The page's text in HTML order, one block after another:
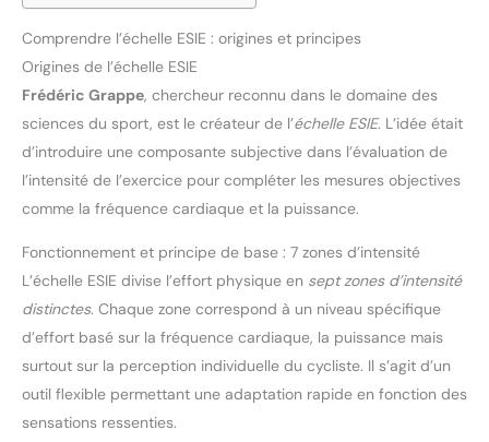
Comprendre l’échelle ESIE : origines et principes
Origines de l’échelle ESIE
Frédéric Grappe, chercheur reconnu dans le domaine des
sciences du sport, est le créateur de l’échelle ESIE. L’idée était
d’introduire une composante subjective dans l’évaluation de
l’intensité de l’exercice pour compléter les mesures objectives
comme la fréquence cardiaque et la puissance.
Fonctionnement et principe de base : 7 zones d’intensité
L’échelle ESIE divise l’effort physique en sept zones d’intensité
distinctes. Chaque zone correspond à un niveau spécifique
d’effort basé sur la fréquence cardiaque, la puissance mais
surtout sur la perception individuelle du cycliste. Il s’agit d’un
outil flexible permettant une adaptation rapide en fonction des
sensations ressenties.